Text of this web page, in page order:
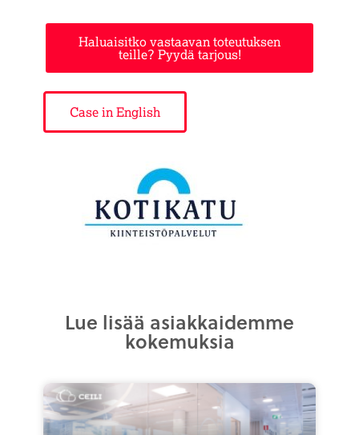
Haluaisitko vastaavan toteutuksen
teille? Pyydä tarjous!
Case in English
Lue lisää asiakkaidemme
kokemuksia